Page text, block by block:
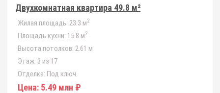
Двухкомнатная квартира 49.8 м²
Жилая площадь: 23.3 м2
Площадь кухни: 15.8 м2
Высота потолков: 2.61 м
Этаж: 3 из 17
Отделка: Под ключ
Цена: 5.49 млн ₽